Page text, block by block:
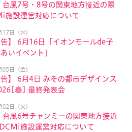
台風7号・8号の関東地方接近の際
施設運営対応について
日（水）
告】 6月16日「イオンモールde子
いイベント」
日（金）
告】 6月4日 みその都市デザインス
春] 最終発表会
日（火）
台風6号チャンミーの関東地方接近
施設運営対応について